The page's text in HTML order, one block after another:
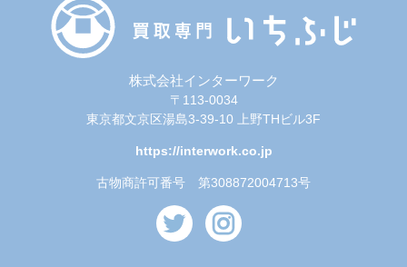
株式会社インターワーク
〒113-0034
東京都文京区湯島3-39-10 上野THビル3F
https://interwork.co.jp
古物商許可番号 第308872004713号